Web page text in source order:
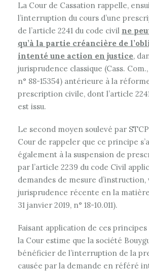
La Cour de Cassation rappelle,
l’interruption du cours d’une
de l’article 2241 du code civil ne
qu’à la partie créancière de
intenté une action en justice,
jurisprudence classique (Cass.
n° 88-15354) antérieure à la
prescription civile, dont l’article
est issu.
Le second moyen soulevé par
Cour de rappeler que ce principe
également à la suspension de
par l’article 2239 du code Civil
demandes de mesure d’instruction,
jurisprudence récente en la matière
31 janvier 2019, n° 18-10.011).
Faisant application de ces principes
la Cour estime que la société
bénéficier de l’interruption de la
causée par la demande en référé